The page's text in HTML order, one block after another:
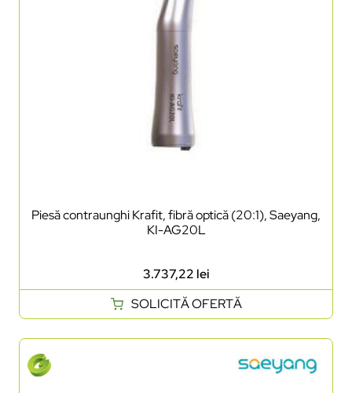
Piesă contraunghi Krafit, fibră optică (20:1), Saeyang,
KI-AG20L
3.737,22 lei
SOLICITĂ OFERTĂ